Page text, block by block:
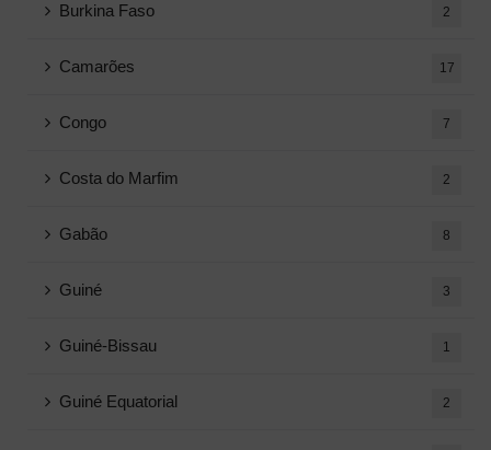
Burkina Faso 2
Camarões 17
Congo 7
Costa do Marfim 2
Gabão 8
Guiné 3
Guiné-Bissau 1
Guiné Equatorial 2